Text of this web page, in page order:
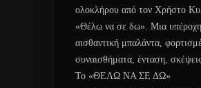
ολοκλήρου από τον Χρήστο
«Θέλω να σε δω». Μια
αισθαντική μπαλάντα,
συναισθήματα, ένταση,
Το «ΘΕΛΩ ΝΑ ΣΕ ΔΩ»